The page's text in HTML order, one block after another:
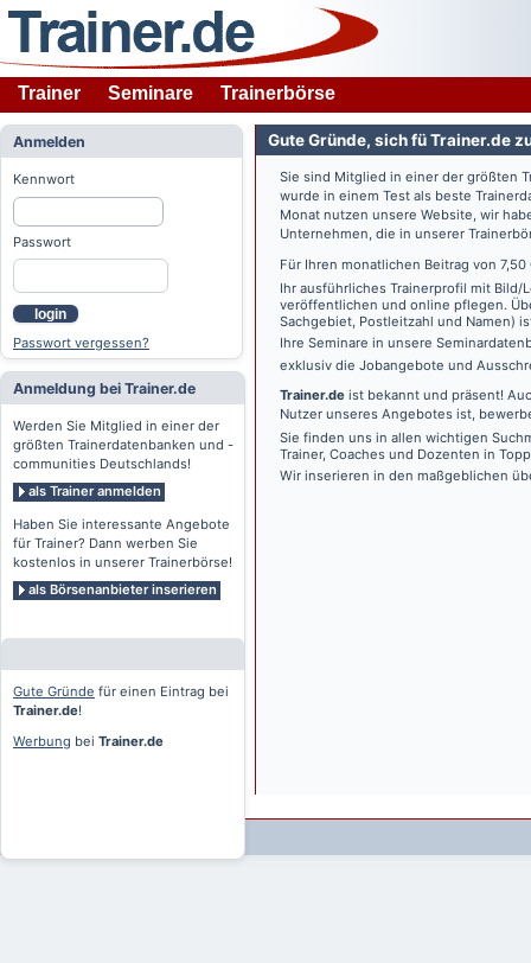
Trainer Seminare Trainerbörse
Anmelden
Kennwort
Passwort
login
Passwort vergessen?
Anmeldung bei Trainer.de
Werden Sie Mitglied in einer der
größten Trainerdatenbanken und -
communities Deutschlands!
als Trainer anmelden
Haben Sie interessante Angebote
für Trainer? Dann werben Sie
kostenlos in unserer Trainerbörse!
als Börsenanbieter inserieren
Gute Gründe für einen Eintrag bei
Trainer.de!
Werbung bei Trainer.de
Gute Gründe, sich fü Trainer.de
Sie sind Mitglied in einer der größten
wurde in einem Test als beste
Monat nutzen unsere Website, wir
Unternehmen, die in unserer
Für Ihren monatlichen Beitrag von
Ihr ausführliches Trainerprofil mit
veröffentlichen und online pflegen.
Sachgebiet, Postleitzahl und Namen)
Ihre Seminare in unsere
exklusiv die Jobangebote und
Trainer.de ist bekannt und präsent!
Nutzer unseres Angebotes ist,
Sie finden uns in allen wichtigen
Trainer, Coaches und Dozenten in
Wir inserieren in den maßgeblichen